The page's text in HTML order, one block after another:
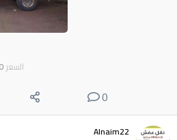
السعر
0
Alnaim22